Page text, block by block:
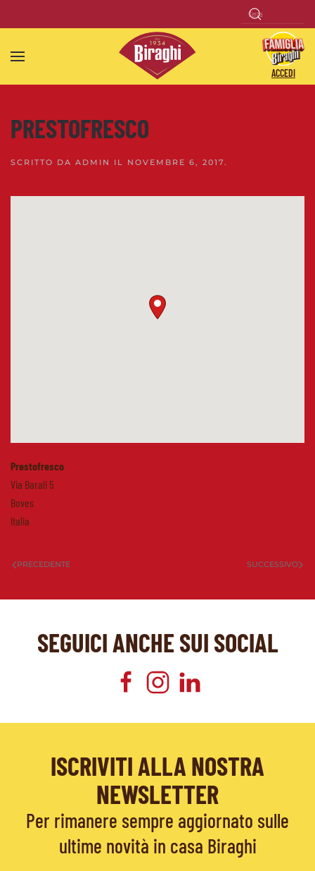
Skip to main content
ACCEDI
PRESTOFRESCO
SCRITTO DA ADMIN IL NOVEMBRE 6, 2017.
Prestofresco
Via Barali 5
Boves
Italia
PRECEDENTE SUCCESSIVO
SEGUICI ANCHE SUI SOCIAL
ISCRIVITI ALLA NOSTRA
NEWSLETTER
Per rimanere sempre aggiornato sulle
ultime novità in casa Biraghi